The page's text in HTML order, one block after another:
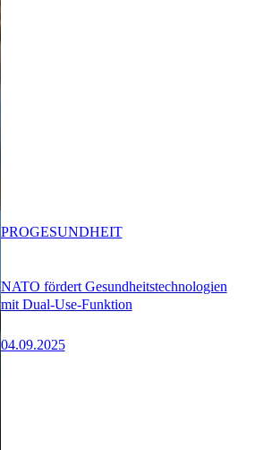
NATO fördert Gesundheitstechnologien
mit Dual-Use-Funktion
04.09.2025
PROGESUNDHEIT